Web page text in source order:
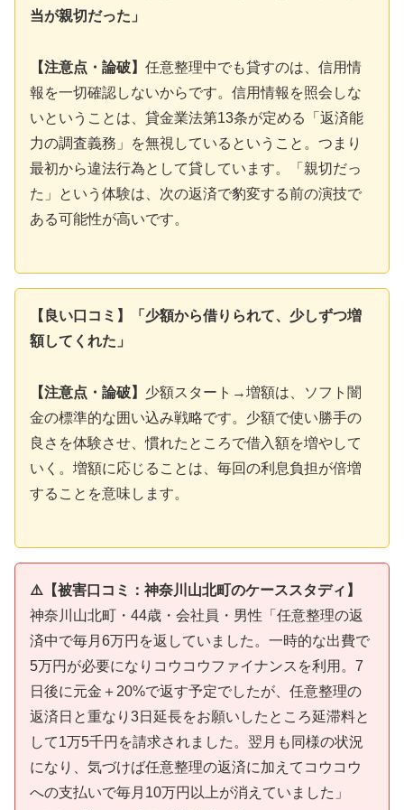
当が親切だった」
【注意点・論破】 任意整理中でも貸すのは、信用情
報を一切確認しないからです。信用情報を照会しな
いということは、貸金業法第13条が定める「返済能
力の調査義務」を無視しているということ。つまり
最初から違法行為として貸しています。「親切だっ
た」という体験は、次の返済で豹変する前の演技で
ある可能性が高いです。
【良い口コミ】「少額から借りられて、少しずつ増
額してくれた」
【注意点・論破】 少額スタート→増額は、ソフト闇
金の標準的な囲い込み戦略です。少額で使い勝手の
良さを体験させ、慣れたところで借入額を増やして
いく。増額に応じることは、毎回の利息負担が倍増
することを意味します。
⚠️【被害口コミ：神奈川山北町のケーススタディ】
神奈川山北町・44歳・会社員・男性「任意整理の返
済中で毎月6万円を返していました。一時的な出費で
5万円が必要になりコウコウファイナンスを利用。7
日後に元金＋20%で返す予定でしたが、任意整理の
返済日と重なり3日延長をお願いしたところ延滞料と
して1万5千円を請求されました。翌月も同様の状況
になり、気づけば任意整理の返済に加えてコウコウ
への支払いで毎月10万円以上が消えていました」